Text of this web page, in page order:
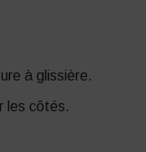
à glissière.
les côtés.